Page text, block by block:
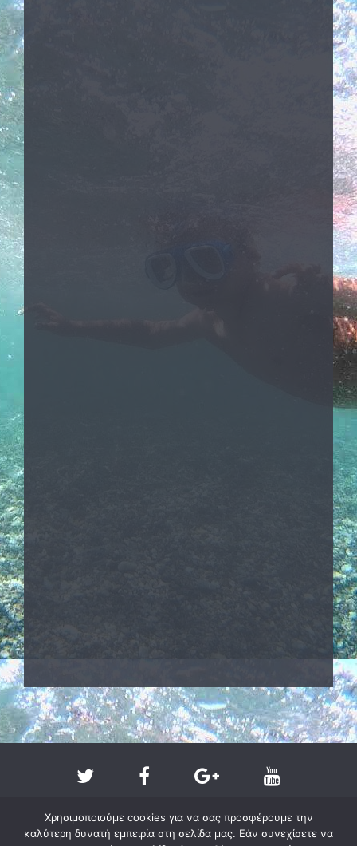
Χρησιμοποιούμε cookies για να σας προσφέρουμε την
καλύτερη δυνατή εμπειρία στη σελίδα μας. Εάν συνεχίσετε να